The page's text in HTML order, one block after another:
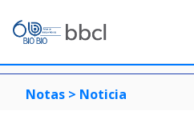
Notas > Noticia